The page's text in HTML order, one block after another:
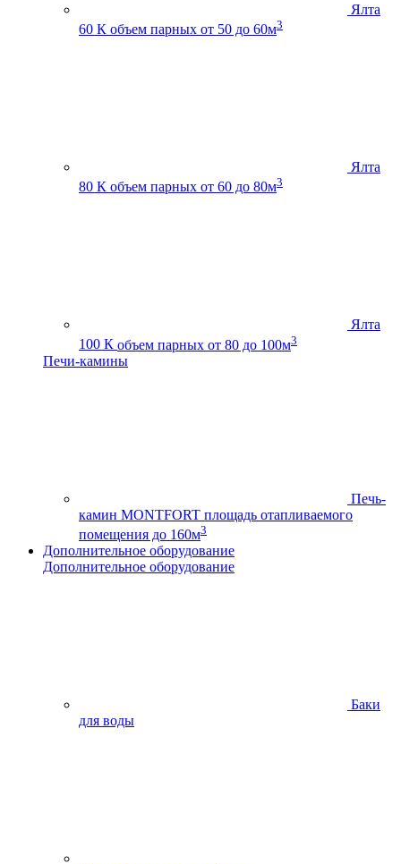
Ялта
60 К объем парных от 50 до 60м3
Ялта
80 К объем парных от 60 до 80м3
Ялта
100 К объем парных от 80 до 100м3
Печи-камины
Печь-
камин MONTFORT площадь отапливаемого
помещения до 160м3
Дополнительное оборудование
Дополнительное оборудование
Баки
для воды